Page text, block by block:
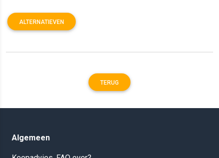
ALTERNATIEVEN
TERUG
Algemeen